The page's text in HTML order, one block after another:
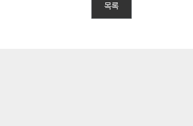
목록